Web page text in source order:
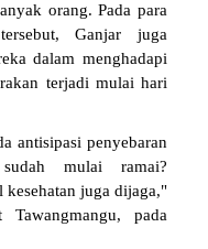
orang. Pada para
Ganjar juga
dalam menghadapi
terjadi mulai hari
antisipasi penyebaran
mulai ramai?
juga dijaga,"
pada